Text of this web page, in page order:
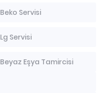
Beko Servisi
Lg Servisi
Beyaz Eşya Tamircisi